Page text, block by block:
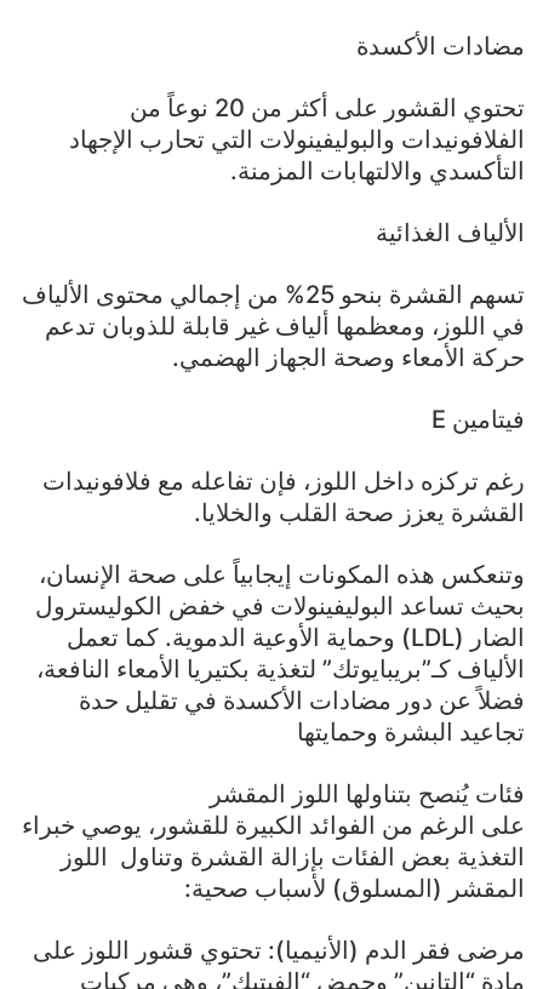
مضادات الأكسدة
تحتوي القشور على أكثر من 20 نوعاً من
الفلافونيدات والبوليفينولات التي تحارب الإجهاد
التأكسدي والالتهابات المزمنة.
الألياف الغذائية
تسهم القشرة بنحو 25% من إجمالي محتوى الألياف
في اللوز، ومعظمها ألياف غير قابلة للذوبان تدعم
حركة الأمعاء وصحة الجهاز الهضمي.
فيتامين E
رغم تركزه داخل اللوز، فإن تفاعله مع فلافونيدات
القشرة يعزز صحة القلب والخلايا.
وتنعكس هذه المكونات إيجابياً على صحة الإنسان،
بحيث تساعد البوليفينولات في خفض الكوليسترول
الضار (LDL) وحماية الأوعية الدموية. كما تعمل
الألياف كـ”بريبايوتك” لتغذية بكتيريا الأمعاء النافعة،
فضلاً عن دور مضادات الأكسدة في تقليل حدة
تجاعيد البشرة وحمايتها
فئات يُنصح بتناولها اللوز المقشر
على الرغم من الفوائد الكبيرة للقشور، يوصي خبراء
التغذية بعض الفئات بإزالة القشرة وتناول اللوز
المقشر (المسلوق) لأسباب صحية:
مرضى فقر الدم (الأنيميا): تحتوي قشور اللوز على
مادة “التانين” وحمض “الفيتيك”، وهي مركبات